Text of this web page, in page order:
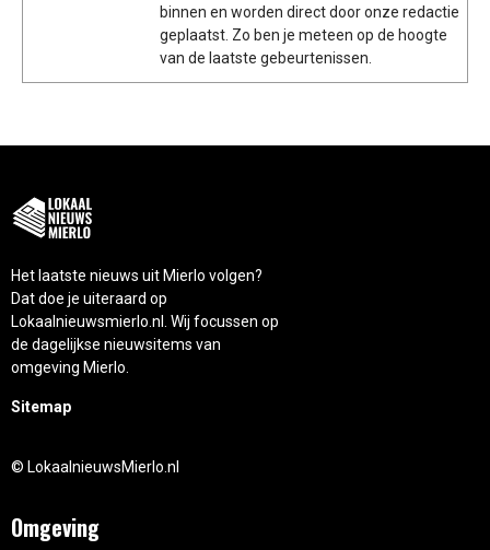
binnen en worden direct door onze redactie
geplaatst. Zo ben je meteen op de hoogte
van de laatste gebeurtenissen.
Het laatste nieuws uit Mierlo volgen?
Dat doe je uiteraard op
Lokaalnieuwsmierlo.nl. Wij focussen op
de dagelijkse nieuwsitems van
omgeving Mierlo.
Sitemap
© LokaalnieuwsMierlo.nl
Omgeving